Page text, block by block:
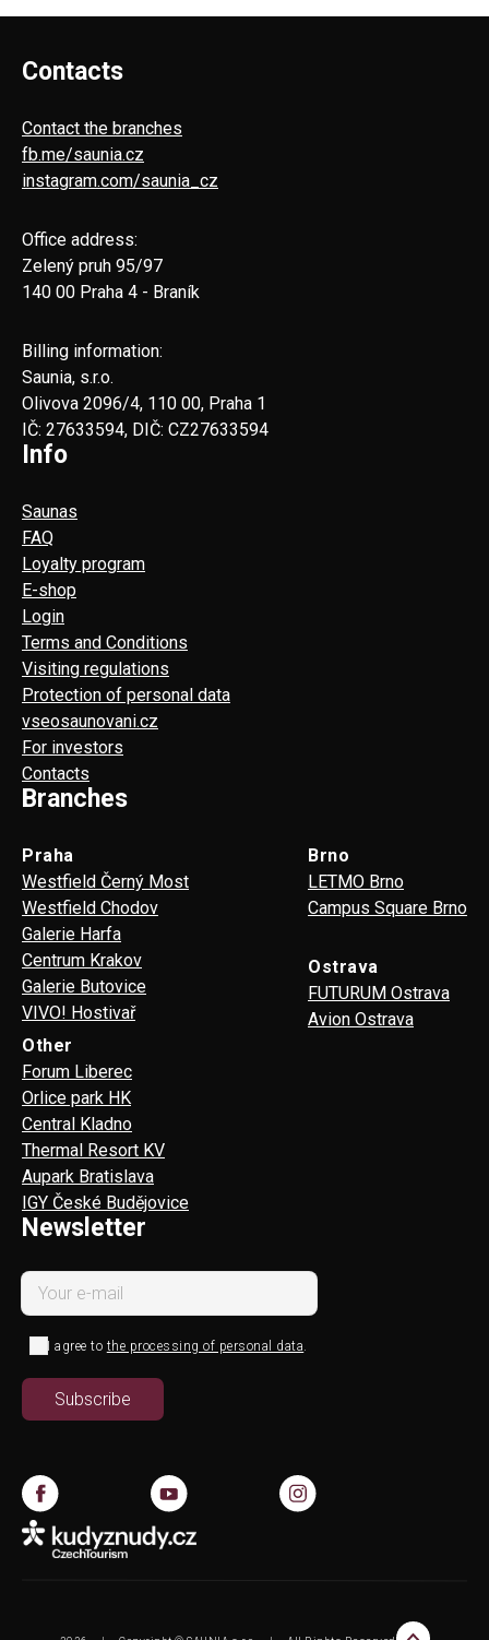
Contacts
Contact the branches
fb.me/saunia.cz
instagram.com/saunia_cz
Office address:
Zelený pruh 95/97
140 00 Praha 4 - Braník
Billing information:
Saunia, s.r.o.
Olivova 2096/4, 110 00, Praha 1
IČ: 27633594, DIČ: CZ27633594
Info
Saunas
FAQ
Loyalty program
E-shop
Login
Terms and Conditions
Visiting regulations
Protection of personal data
vseosaunovani.cz
For investors
Contacts
Branches
Praha
Westfield Černý Most
Westfield Chodov
Galerie Harfa
Centrum Krakov
Galerie Butovice
VIVO! Hostivař
Brno
LETMO Brno
Campus Square Brno
Ostrava
FUTURUM Ostrava
Avion Ostrava
Other
Forum Liberec
Orlice park HK
Central Kladno
Thermal Resort KV
Aupark Bratislava
IGY České Budějovice
Newsletter
I agree to the processing of personal data.